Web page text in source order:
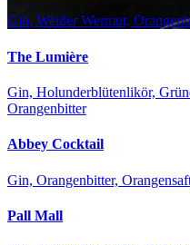
Gin, Weißer Wermut,
The Lumière
Gin, Holunderblütenlikör,
Orangenbitter
Abbey Cocktail
Gin, Orangenbitter,
Pall Mall